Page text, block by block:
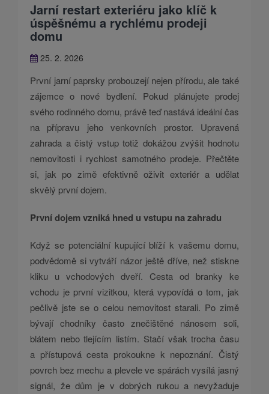
Jarní restart exteriéru jako klíč k
úspěšnému a rychlému prodeji
domu
25. 2. 2026
První jarní paprsky probouzejí nejen přírodu, ale také
zájemce o nové bydlení. Pokud plánujete prodej
svého rodinného domu, právě teď nastává ideální čas
na přípravu jeho venkovních prostor. Upravená
zahrada a čistý vstup totiž dokážou zvýšit hodnotu
nemovitosti i rychlost samotného prodeje. Přečtěte
si, jak po zimě efektivně oživit exteriér a udělat
skvělý první dojem.
První dojem vzniká hned u vstupu na zahradu
Když se potenciální kupující blíží k vašemu domu,
podvědomě si vytváří názor ještě dříve, než stiskne
kliku u vchodových dveří. Cesta od branky ke
vchodu je první vizitkou, která vypovídá o tom, jak
pečlivě jste se o celou nemovitost starali. Po zimě
bývají chodníky často znečištěné nánosem soli,
blátem nebo tlejícím listím. Stačí však trocha času
a přístupová cesta prokoukne k nepoznání. Čistý
povrch bez mechu a plevele ve spárách vysílá jasný
signál, že dům je v dobrých rukou a nevyžaduje